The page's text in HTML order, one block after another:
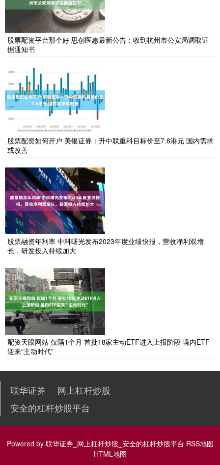
股票配资平台那个好 思创医惠最新公告：收到杭州市公安局调取证
据通知书
股票配资如何开户 美银证券：升中联重科目标价至7.6港元 国内需求
或改善
股票融资年利率 中科曙光发布2023年度业绩快报，营收净利双增
长，研发投入持续加大
配资天眼网站 仅隔1个月 首批18家主动ETF进入上报阶段 境内ETF
迎来“主动时代”
联华证券
网上杠杆炒股
安全的杠杆炒股平台
Powered by 联华证券_网上杠杆炒股_安全的杠杆炒股平台 RSS地图
HTML地图